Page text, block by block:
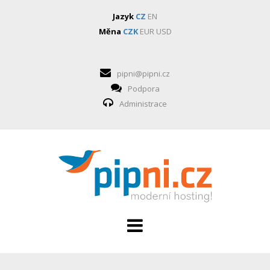
Jazyk CZ EN
Měna CZK EUR USD
pipni@pipni.cz
Podpora
Administrace